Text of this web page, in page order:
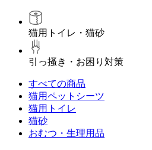
猫用トイレ・猫砂
引っ掻き・お困り対策
すべての商品
猫用ペットシーツ
猫用トイレ
猫砂
おむつ・生理用品